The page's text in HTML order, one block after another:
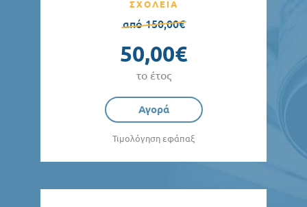
ΣΧΟΛΕΙΑ
από 150,00€
50,00€
το έτος
Αγορά
Τιμολόγηση εφάπαξ